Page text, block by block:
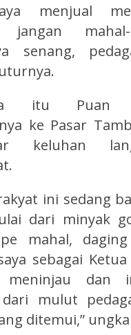
menjual
jangan
senang,
itu Puan
ke Pasar
keluhan
ini sedang
dari minyak
mahal,
sebagai Ketua
meninjau dan
mulut
ditemui,”